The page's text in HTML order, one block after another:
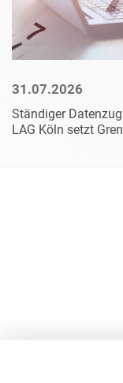
31.07.2026
Ständiger
LAG Köln setzt